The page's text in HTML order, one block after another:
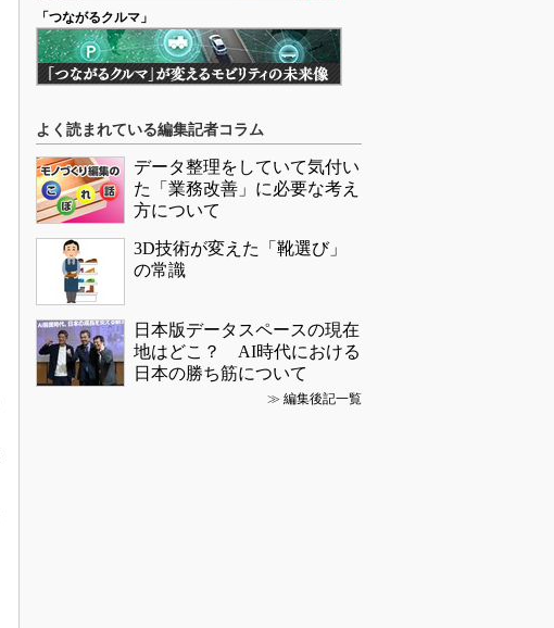
「つながるクルマ」
よく読まれている編集記者コラム
データ整理をしていて気付い
た「業務改善」に必要な考え
方について
3D技術が変えた「靴選び」
の常識
日本版データスペースの現在
地はどこ？ AI時代における
日本の勝ち筋について
≫ 編集後記一覧